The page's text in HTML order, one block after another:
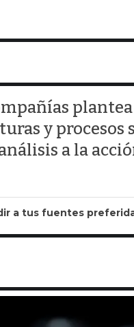
y procesos
a la
a tus fuentes